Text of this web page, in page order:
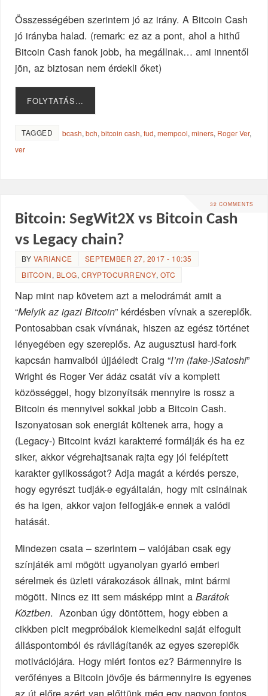
Összességében szerintem jó az irány. A Bitcoin Cash
jó irányba halad. (remark: ez az a pont, ahol a hithű
Bitcoin Cash fanok jobb, ha megállnak… ami innentől
jön, az biztosan nem érdekli őket)
FOLYTATÁS…
TAGGED bcash,bch,bitcoin cash,fud,mempool,miners, Roger Ver,
ver
32 COMMENTS
Bitcoin: SegWit2X vs Bitcoin Cash
vs Legacy chain?
BY VARIANCE
SEPTEMBER 27, 2017 - 10:35
BITCOIN, BLOG, CRYPTOCURRENCY, OTC
Nap mint nap követem azt a melodrámát amit a
“Melyik az igazi Bitcoin” kérdésben vívnak a szereplők.
Pontosabban csak vívnának, hiszen az egész történet
lényegében egy szereplős. Az augusztusi hard-fork
kapcsán hamvaiból újjáéledt Craig “I’m (fake-)Satoshi”
Wright és Roger Ver ádáz csatát vív a komplett
közösséggel, hogy bizonyítsák mennyire is rossz a
Bitcoin és mennyivel sokkal jobb a Bitcoin Cash.
Iszonyatosan sok energiát költenek arra, hogy a
(Legacy-) Bitcoint kvázi karakterré formálják és ha ez
siker, akkor végrehajtsanak rajta egy jól felépített
karakter gyilkosságot? Adja magát a kérdés persze,
hogy egyrészt tudják-e egyáltalán, hogy mit csinálnak
és ha igen, akkor vajon felfogják-e ennek a valódi
hatását.
Mindezen csata – szerintem – valójában csak egy
színjáték ami mögött ugyanolyan gyarló emberi
sérelmek és üzleti várakozások állnak, mint bármi
mögött. Nincs ez itt sem másképp mint aBarátok
Köztben. Azonban úgy döntöttem, hogy ebben a
cikkben picit megpróbálok kiemelkedni saját elfogult
álláspontomból és rávilágítanék az egyes szereplők
motivációjára. Hogy miért fontos ez? Bármennyire is
verőfényes a Bitcoin jövője és bármennyire is egyenes
az út előre azért van előttünk még egy nagyon fontos